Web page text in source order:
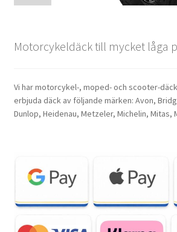
Motorcykeldäck till mycket låga
Vi har motorcykel-, moped- och scooter-
erbjuda däck av följande märken: Avon,
Dunlop, Heidenau, Metzeler, Michelin, Mitas,